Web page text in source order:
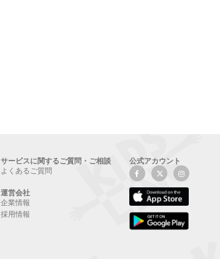
サービスに関するご質問・ご相談
よくあるご質問
運営会社
企業情報
採用情報
公式アカウント